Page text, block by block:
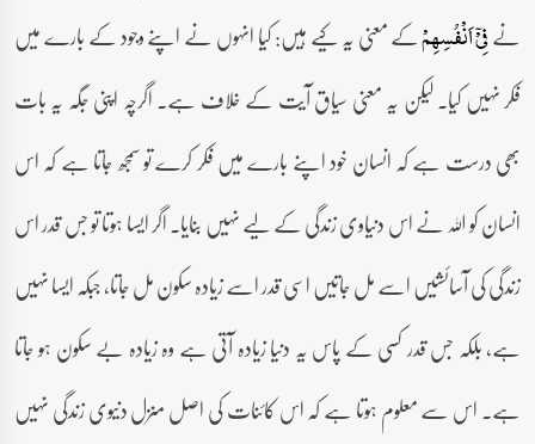
نےفِیۡۤ اَنۡفُسِہِمۡکے معنی یہ کیے ہیں: کیا انہوں نے اپنے وجود کے بارے میں
فکر نہیں کیا۔ لیکن یہ معنی سیاق آیت کے خلاف ہے۔ اگرچہ اپنی جگہ یہ بات
بھی درست ہے کہ انسان خود اپنے بارے میں فکر کرے تو سمجھ جاتا ہے کہ اس
انسان کو اللہ نے اس دنیاوی زندگی کے لیے نہیں بنایا۔ اگر ایسا ہوتا تو جس قدر اس
زندگی کی آسائشیں اسے مل جاتیں اسی قدر اسے زیادہ سکون مل جاتا، جبکہ ایسا نہیں
ہے، بلکہ جس قدر کسی کے پاس یہ دنیا زیادہ آتی ہے وہ زیادہ بے سکون ہو جاتا
ہے۔ اس سے معلوم ہوتا ہے کہ اس کائنات کی اصل منزل دنیوی زندگی نہیں